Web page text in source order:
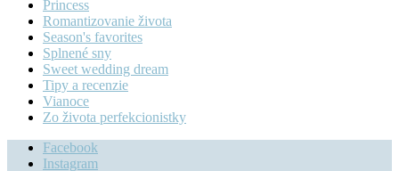
Princess
Romantizovanie života
Season's favorites
Splnené sny
Sweet wedding dream
Tipy a recenzie
Vianoce
Zo života perfekcionistky
Facebook
Instagram